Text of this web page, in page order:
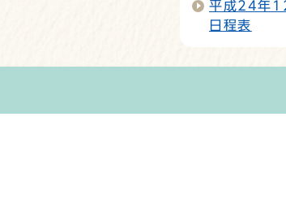
平成24年
日程表